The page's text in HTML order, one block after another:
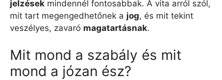
jelzések mindennél fontosabbak. A vita arról szól,
mit tart megengedhetőnek a jog, és mit tekint
veszélyes, zavaró magatartásnak.
Mit mond a szabály és mit
mond a józan ész?